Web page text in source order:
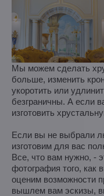
Мы можем сделать
больше, изменить
укоротить или
безграничны. А если
изготовить
Если вы не выбрали
изготовим для вас
Все, что вам нужно, -
фотография того, как
оценим возможности
вышлем вам эскизы,